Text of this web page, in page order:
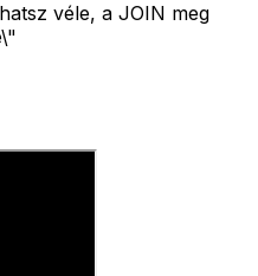
véle, a JOIN meg